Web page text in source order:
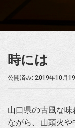
時には
公開済み: 2019年10月
山口県の古風な
ながら、山頭火